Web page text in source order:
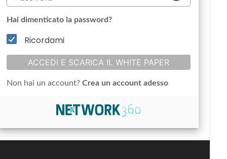
Hai dimenticato la password?
Ricordami
ACCEDI E SCARICA IL WHITE PAPER
Non hai un account?Crea un account adesso